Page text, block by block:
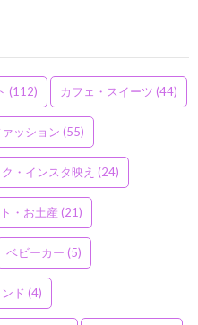
(112) カフェ・スイーツ (44)
ッション (55)
・インスタ映え (24)
・お土産 (21)
ベビーカー (5)
ド (4)